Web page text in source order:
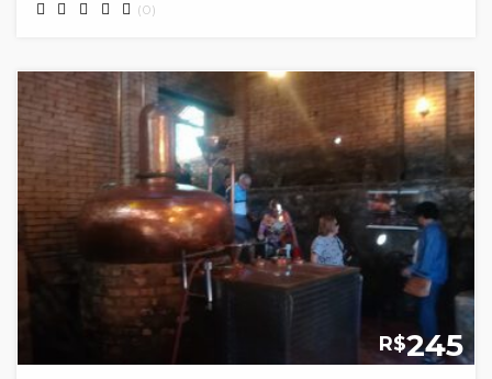
(0)
R$245